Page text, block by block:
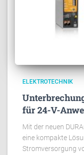
ELEKTROTECHNIK
für 24-V-
Mit der neuen
eine kompakte
Stromversorgung